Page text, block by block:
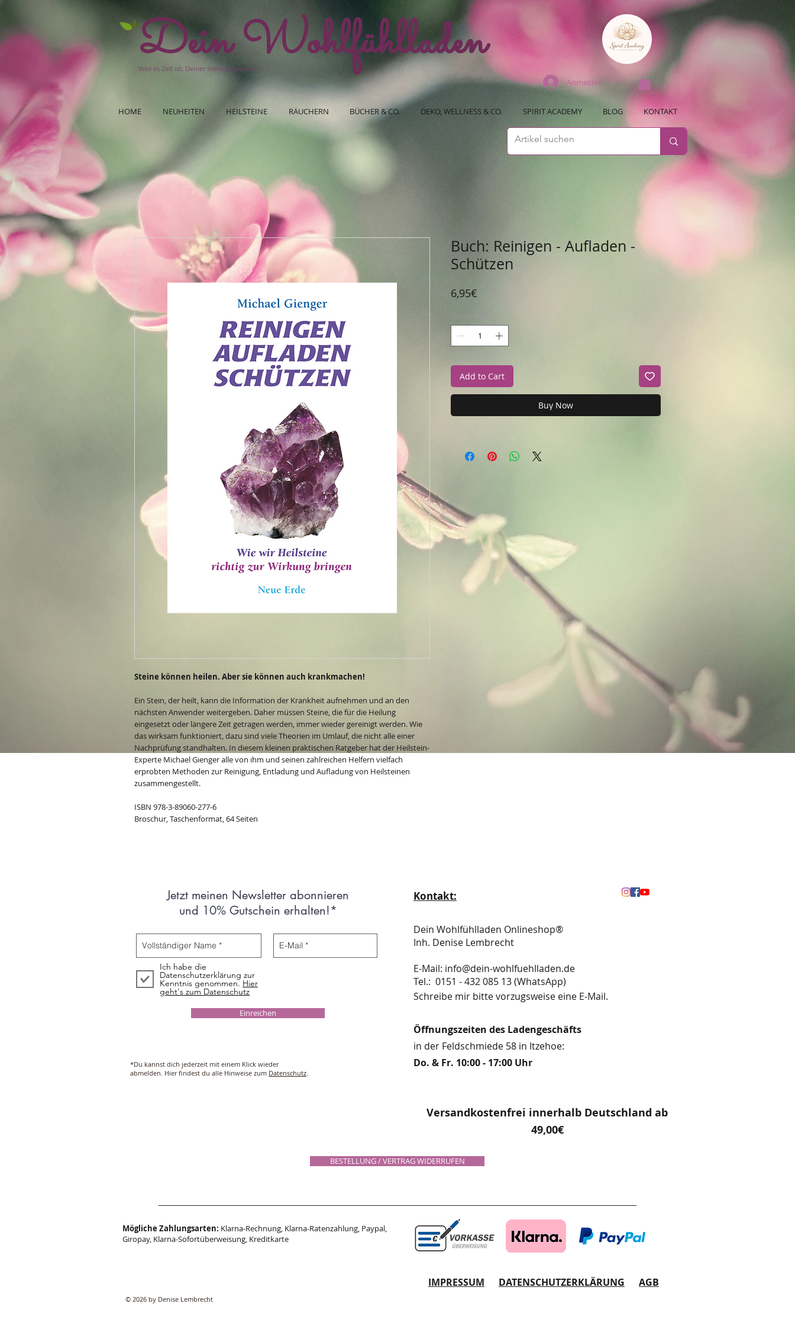
Dein Wohlfühlladen
Weil es Zeit ist, Deiner Seele zu lauschen!
Anmelden
HOME NEUHEITEN HEILSTEINE RÄUCHERN BÜCHER & CO. DEKO, WELLNESS & CO. SPIRIT ACADEMY BLOG KONTAKT
Steine können heilen. Aber sie können auch krankmachen!
Ein Stein, der heilt, kann die Information der Krankheit aufnehmen und an den
nächsten Anwender weitergeben. Daher müssen Steine, die für die Heilung
eingesetzt oder längere Zeit getragen werden, immer wieder gereinigt werden. Wie
das wirksam funktioniert, dazu sind viele Theorien im Umlauf, die nicht alle einer
Nachprüfung standhalten. In diesem kleinen praktischen Ratgeber hat der Heilstein-
Experte Michael Gienger alle von ihm und seinen zahlreichen Helfern vielfach
erprobten Methoden zur Reinigung, Entladung und Aufladung von Heilsteinen
zusammengestellt.
ISBN 978-3-89060-277-6
Broschur, Taschenformat, 64 Seiten
Buch: Reinigen - Aufladen -
Schützen
6,95€
Quantity
Add to Cart
Buy Now
Jetzt meinen Newsletter abonnieren
und 10% Gutschein erhalten!*
Ich habe die
Datenschutzerklärung zur
Kenntnis genommen. Hier
geht's zum Datenschutz
Einreichen
*Du kannst dich jederzeit mit einem Klick wieder
abmelden. Hier findest du alle Hinweise zum Datenschutz.
Kontakt:
Dein Wohlfühlladen Onlineshop®
Inh. Denise Lembrecht
E-Mail: info@dein-wohlfuehlladen.de
​​​​​​​​​​​​​​​​​​​​Tel.: 0151 - 432 085 13 (WhatsApp)
Schreibe mir bitte vorzugsweise eine E-Mail.
Öffnungszeiten des Ladengeschäfts
in der Feldschmiede 58 in Itzehoe:
Do. & Fr. 10:00 - 17:00 Uhr
Versandkostenfrei innerhalb Deutschland ab
49,00€
BESTELLUNG / VERTRAG WIDERRUFEN
Mögliche Zahlungsarten: Klarna-Rechnung, Klarna-Ratenzahlung, Paypal,
Giropay, Klarna-Sofortüberweisung, Kreditkarte
IMPRESSUM DATENSCHUTZERKLÄRUNG AGB
© 2026 by Denise Lembrecht